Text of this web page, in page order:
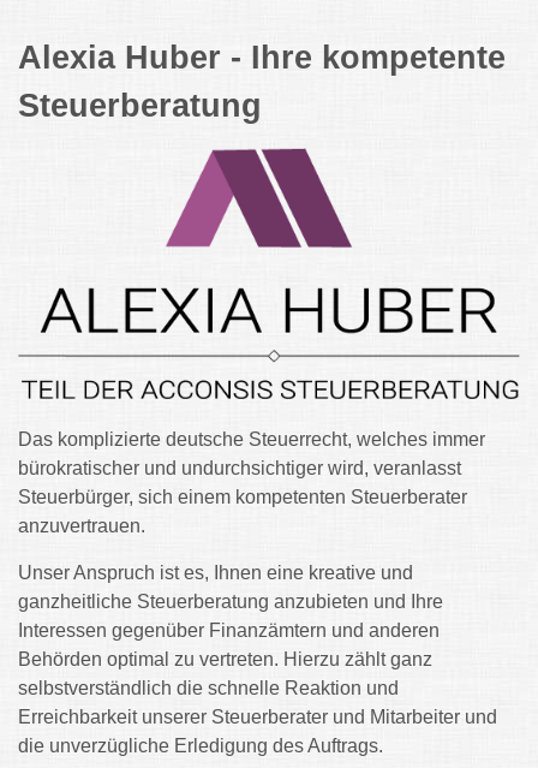
Alexia Huber - Ihre kompetente
Steuerberatung
Das komplizierte deutsche Steuerrecht, welches immer
bürokratischer und undurchsichtiger wird, veranlasst
Steuerbürger, sich einem kompetenten Steuerberater
anzuvertrauen.
Unser Anspruch ist es, Ihnen eine kreative und
ganzheitliche Steuerberatung anzubieten und Ihre
Interessen gegenüber Finanzämtern und anderen
Behörden optimal zu vertreten. Hierzu zählt ganz
selbstverständlich die schnelle Reaktion und
Erreichbarkeit unserer Steuerberater und Mitarbeiter und
die unverzügliche Erledigung des Auftrags.